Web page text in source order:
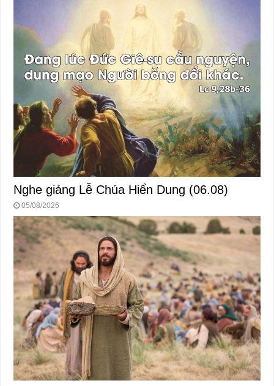
Nghe giảng Lễ Chúa Hiển Dung (06.08)
05/08/2026